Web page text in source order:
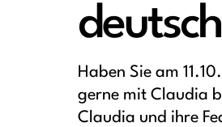
Haben Sie am
gerne mit Claudia
Claudia und ihre